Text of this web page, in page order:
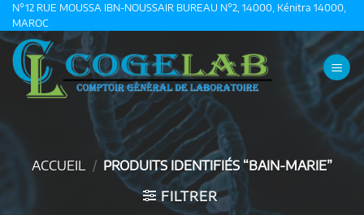
Passer
au
contenu
N°12 RUE MOUSSA IBN-NOUSSAIR BUREAU N°2, 14000, Kénitra 14000,
MAROC
ACCUEIL / PRODUITS IDENTIFIÉS “BAIN-MARIE”
FILTRER